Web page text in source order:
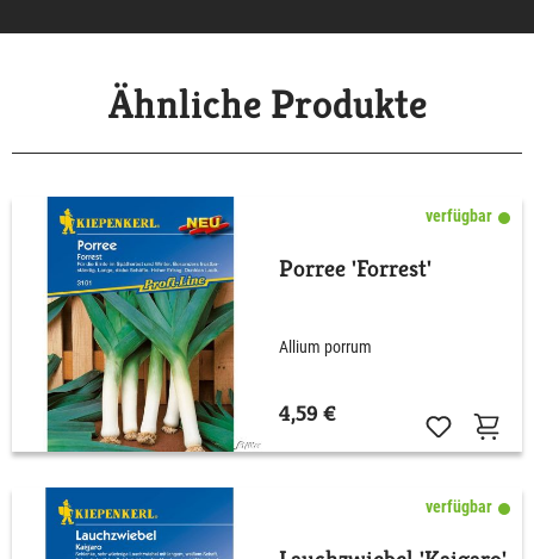
Ähnliche Produkte
verfügbar
Porree 'Forrest'
Allium porrum
4,59 €
verfügbar